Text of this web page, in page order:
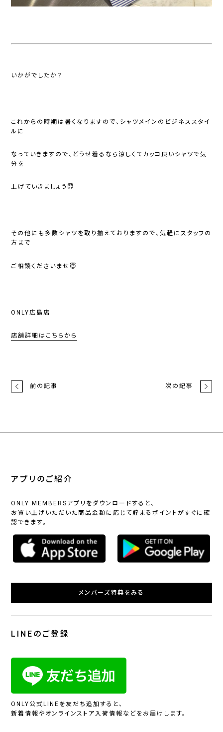
いかがでしたか？
これからの時期は暑くなりますので、シャツメインのビジネススタイ
ルに
なっていきますので、どうせ着るなら涼しくてカッコ良いシャツで気
分を
上げていきましょう😇
その他にも多数シャツを取り揃えておりますので、気軽にスタッフの
方まで
ご相談くださいませ😇
ONLY広島店
店舗詳細はこちらから
前の記事 次の記事
アプリのご紹介
ONLY MEMBERSアプリをダウンロードすると、
お買い上げいただいた商品金額に応じて貯まるポイントがすぐに確
認できます。
メンバーズ特典をみる
LINEのご登録
ONLY公式LINEを友だち追加すると、
新着情報やオンラインストア入荷情報などをお届けします。